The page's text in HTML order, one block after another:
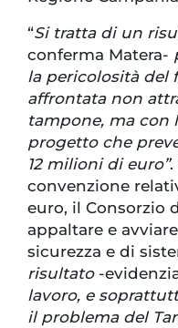
“Si tratta di un
conferma Matera-
la pericolosità del
affrontata non
tampone, ma con
progetto che
12 milioni di euro”.
convenzione
euro, il Consorzio
appaltare e
sicurezza e di
risultato-
lavoro, e
il problema del